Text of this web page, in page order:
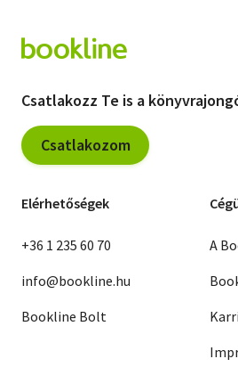
Csatlakozz Te is a
Csatlakozom
Elérhetőségek
+36 1 235 60 70
info@bookline.hu
Bookline Bolt
A